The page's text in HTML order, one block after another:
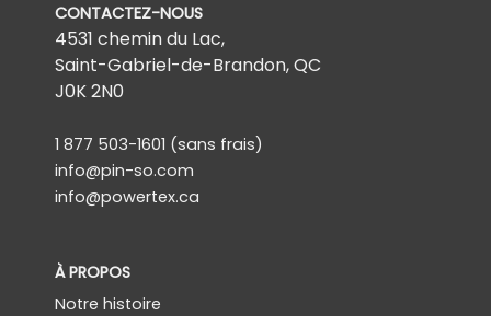
CONTACTEZ-NOUS
4531 chemin du Lac,
Saint-Gabriel-de-Brandon, QC
J0K 2N0
1 877 503-1601 (sans frais)
info@pin-so.com
info@powertex.ca
À PROPOS
Notre histoire